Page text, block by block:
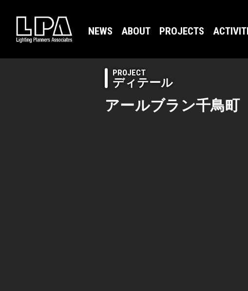
NEWS ABOUT PROJECTS
PROJECT
ディテール
アールブラン千鳥町